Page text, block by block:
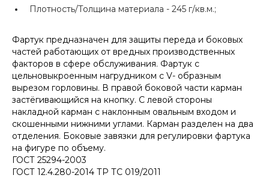
Плотность/Толщина материала - 245 г/кв.м.;
Фартук предназначен для защиты переда и боковых
частей работающих от вредных производственных
факторов в сфере обслуживания. Фартук с
цельновыкроенным нагрудником с V- образным
вырезом горловины. В правой боковой части карман
застёгивающийся на кнопку. С левой стороны
накладной карман с наклонным овальным входом и
скошенными нижними углами. Карман разделен на два
отделения. Боковые завязки для регулировки фартука
на фигуре по объему.
ГОСТ 25294-2003
ГОСТ 12.4.280-2014 ТР ТС 019/2011